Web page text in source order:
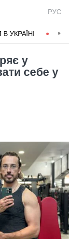
РУС
УКРАЇНІ
у
себе у